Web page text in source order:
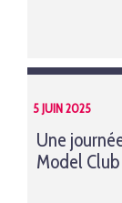
5 JUIN 2025
Une
Model Club